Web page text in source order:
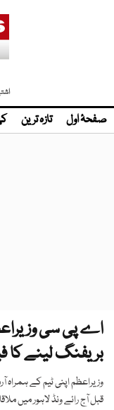
صفحۂ اول تازہ ترین
اے پی سی
بریفنگ لینے کا
وزیراعظم اپنی ٹیم کے
قبل آج رائے ونڈ لاہور میں